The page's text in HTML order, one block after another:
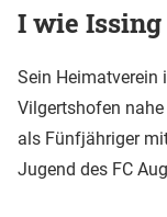
I wie Issing
Sein Heimatverein
Vilgertshofen
als Fünfjähriger
Jugend des FC